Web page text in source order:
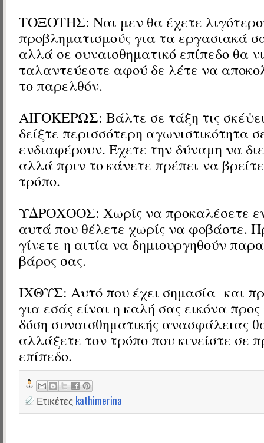
ΤΟΞΟΤΗΣ: Ναι μεν θα έχετε
προβληματισμούς για τα εργασιακά
αλλά σε συναισθηματικό επίπεδο θα
ταλαντεύεστε αφού δε λέτε να
το παρελθόν.
ΑΙΓΟΚΕΡΩΣ: Βάλτε σε τάξη τις
δείξτε περισσότερη αγωνιστικότητα
ενδιαφέρουν. Έχετε την δύναμη να
αλλά πριν το κάνετε πρέπει να
τρόπο.
ΥΔΡΟΧΟΟΣ: Χωρίς να προκαλέσετε
αυτά που θέλετε χωρίς να φοβάστε.
γίνετε η αιτία να δημιουργηθούν
βάρος σας.
ΙΧΘΥΣ: Αυτό που έχει σημασία και
για εσάς είναι η καλή σας εικόνα
δόση συναισθηματικής ανασφάλειας
αλλάξετε τον τρόπο που κινείστε σε
επίπεδο.
Ετικέτες kathimerina